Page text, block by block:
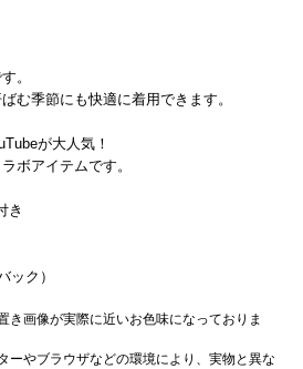
。
む季節にも快適に着用できます。
が大人気！
ボアイテムです。
き
ック）
き画像が実際に近いお色味になっておりま
ーやブラウザなどの環境により、実物と異な